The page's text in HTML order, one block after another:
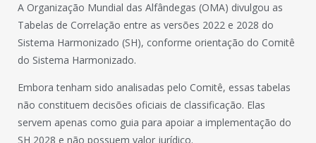
A Organização Mundial das Alfândegas (OMA) divulgou as
Tabelas de Correlação entre as versões 2022 e 2028 do
Sistema Harmonizado (SH), conforme orientação do Comitê
do Sistema Harmonizado.
Embora tenham sido analisadas pelo Comitê, essas tabelas
não constituem decisões oficiais de classificação. Elas
servem apenas como guia para apoiar a implementação do
SH 2028 e não possuem valor jurídico.